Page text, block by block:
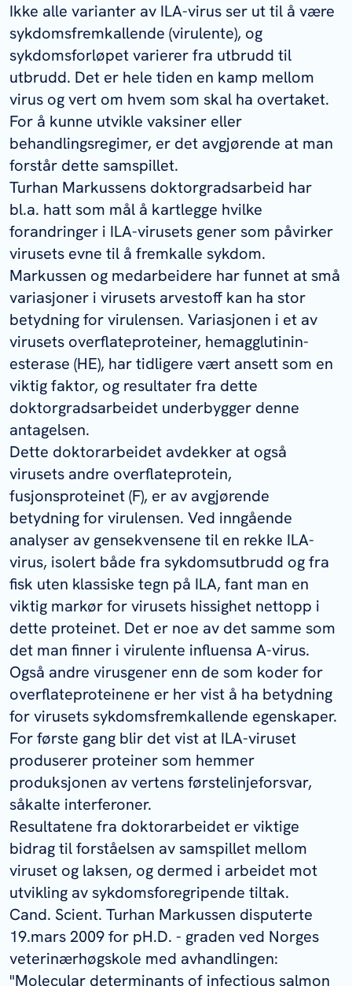
Ikke alle varianter av ILA-virus ser ut til å være
sykdomsfremkallende (virulente), og
sykdomsforløpet varierer fra utbrudd til
utbrudd. Det er hele tiden en kamp mellom
virus og vert om hvem som skal ha overtaket.
For å kunne utvikle vaksiner eller
behandlingsregimer, er det avgjørende at man
forstår dette samspillet.
Turhan Markussens doktorgradsarbeid har
bl.a. hatt som mål å kartlegge hvilke
forandringer i ILA-virusets gener som påvirker
virusets evne til å fremkalle sykdom.
Markussen og medarbeidere har funnet at små
variasjoner i virusets arvestoff kan ha stor
betydning for virulensen. Variasjonen i et av
virusets overflateproteiner, hemagglutinin-
esterase (HE), har tidligere vært ansett som en
viktig faktor, og resultater fra dette
doktorgradsarbeidet underbygger denne
antagelsen.
Dette doktorarbeidet avdekker at også
virusets andre overflateprotein,
fusjonsproteinet (F), er av avgjørende
betydning for virulensen. Ved inngående
analyser av gensekvensene til en rekke ILA-
virus, isolert både fra sykdomsutbrudd og fra
fisk uten klassiske tegn på ILA, fant man en
viktig markør for virusets hissighet nettopp i
dette proteinet. Det er noe av det samme som
det man finner i virulente influensa A-virus.
Også andre virusgener enn de som koder for
overflateproteinene er her vist å ha betydning
for virusets sykdomsfremkallende egenskaper.
For første gang blir det vist at ILA-viruset
produserer proteiner som hemmer
produksjonen av vertens førstelinjeforsvar,
såkalte interferoner.
Resultatene fra doktorarbeidet er viktige
bidrag til forståelsen av samspillet mellom
viruset og laksen, og dermed i arbeidet mot
utvikling av sykdomsforegripende tiltak.
Cand. Scient. Turhan Markussen disputerte
19.mars 2009 for pH.D. - graden ved Norges
veterinærhøgskole med avhandlingen:
"Molecular determinants of infectious salmon